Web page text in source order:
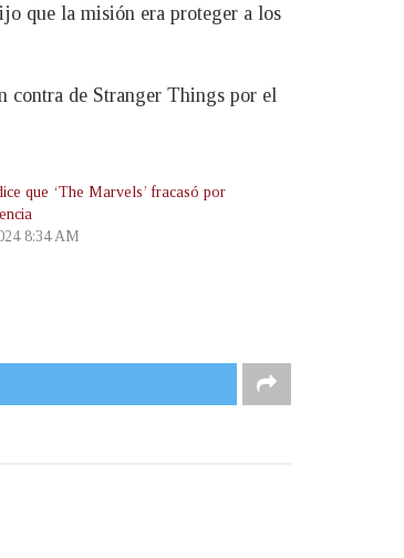
que la misión era proteger a los
contra de Stranger Things por el
que ‘The Marvels’ fracasó por
8:34 AM